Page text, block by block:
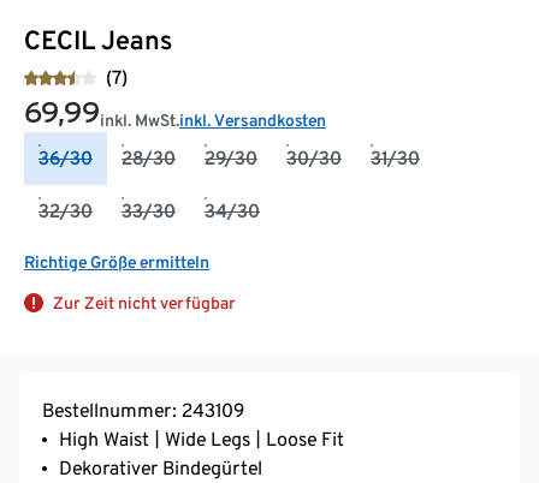
CECIL Jeans
(7)
69,99inkl. MwSt.inkl. Versandkosten
36/30 28/30 29/30 30/30 31/30
32/30 33/30 34/30
Richtige Größe ermitteln
Zur Zeit nicht verfügbar
Bestellnummer: 243109
High Waist | Wide Legs | Loose Fit
Dekorativer Bindegürtel